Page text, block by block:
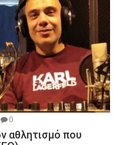
0
αθλητισμό που